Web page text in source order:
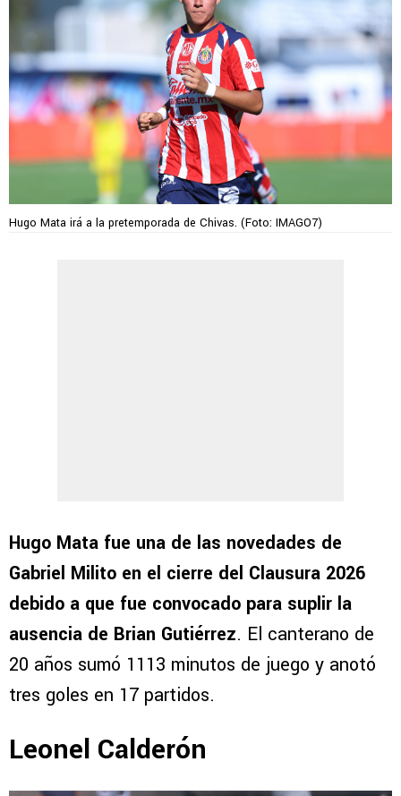
Hugo Mata irá a la pretemporada de Chivas. (Foto: IMAGO7)
Hugo Mata fue una de las novedades de
Gabriel Milito en el cierre del Clausura 2026
debido a que fue convocado para suplir la
ausencia de Brian Gutiérrez. El canterano de
20 años sumó 1113 minutos de juego y anotó
tres goles en 17 partidos.
Leonel Calderón